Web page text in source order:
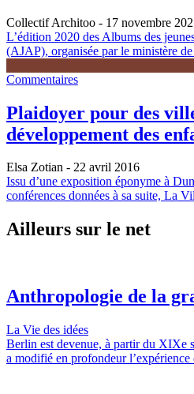
Collectif Architoo - 17 novembre
L’édition 2020 des Albums des
(AJAP), organisée par le ministère
Commentaires
Plaidoyer pour des
développement des
Elsa Zotian - 22 avril 2016
Issu d’une exposition éponyme à
conférences données à sa suite, La
Ailleurs sur le net
Anthropologie de la
La Vie des idées
Berlin est devenue, à partir du XIXe
a modifié en profondeur l’expérience